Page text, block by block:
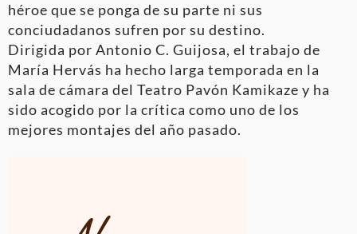
héroe que se ponga de su parte ni sus
conciudadanos sufren por su destino.
Dirigida por Antonio C. Guijosa, el trabajo de
María Hervás ha hecho larga temporada en la
sala de cámara del Teatro Pavón Kamikaze y ha
sido acogido por la crítica como uno de los
mejores montajes del año pasado.